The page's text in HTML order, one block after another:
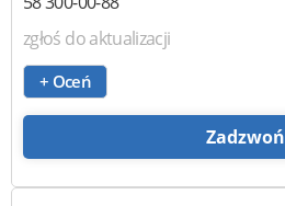
zgłoś do aktualizacji
+ Oceń
Zadzwoń